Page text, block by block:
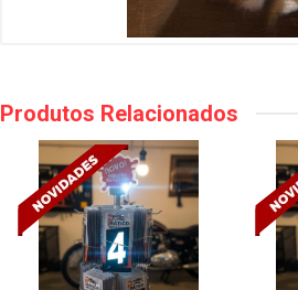
Produtos Relacionados